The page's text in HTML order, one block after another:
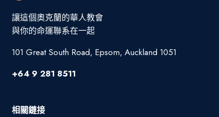
讓這個奧克蘭的華人教會
與你的命運聯系在一起
101 Great South Road, Epsom, Auckland 1051
+64 9 281 8511
相關鏈接